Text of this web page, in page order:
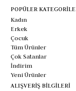
Deneyimlerime
oldukça makul.
fiyatlı olmasına
sistemleri sağlam,
işçilik kalitesi
kategorisinde
POPÜLER
Kadın
Erkek
Çocuk
Tüm Ürünler
Çok Satanlar
İndirim
Yeni Ürünler
ALIŞVERİŞ BİLGİLERİ